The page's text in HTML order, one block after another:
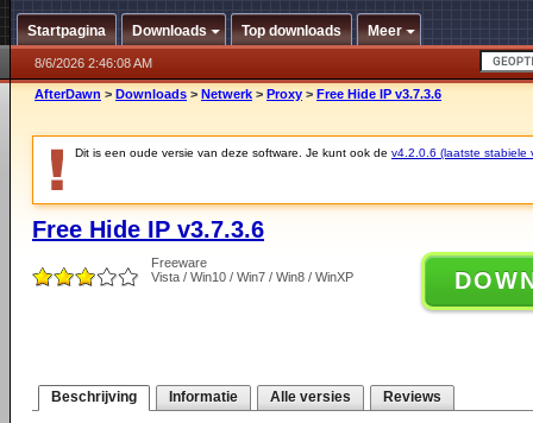
Startpagina Downloads Top downloads Meer
8/6/2026 2:46:08 AM
AfterDawn > Downloads > Netwerk > Proxy > Free Hide IP v3.7.3.6
Dit is een oude versie van deze software. Je kunt ook de v4.2.0.6 (laatste stabiele
Free Hide IP v3.7.3.6
Freeware
Vista / Win10 / Win7 / Win8 / WinXP
Beschrijving Informatie Alle versies Reviews